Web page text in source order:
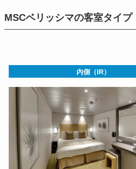
MSCベリッシマの客室タイプ
内側（IR）